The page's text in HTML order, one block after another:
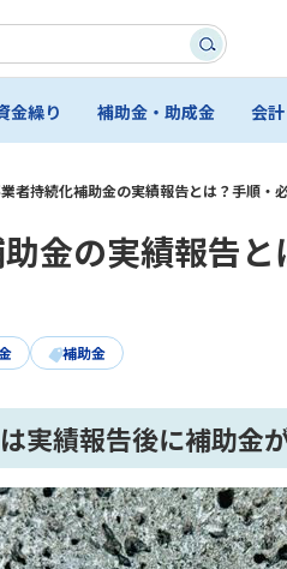
金繰り 補助金・助成金 会
者持続化補助金の実績報告とは？手順・
金の実績報告
補助金
実績報告後に補助金